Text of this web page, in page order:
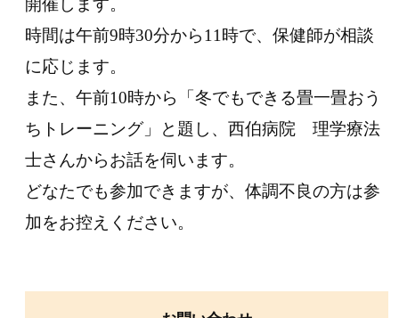
時間は午前9時30分から11時で、保健師が相談
に応じます。
また、午前10時から「冬でもできる畳一畳おう
ちトレーニング」と題し、 西伯病院 理学療法
士さんからお話を伺います。
どなたでも参加できますが、体調不良の方は参
加をお控えください。